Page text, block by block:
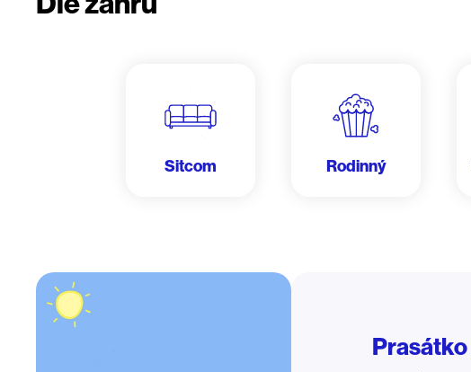
Sitcom
Rodinný